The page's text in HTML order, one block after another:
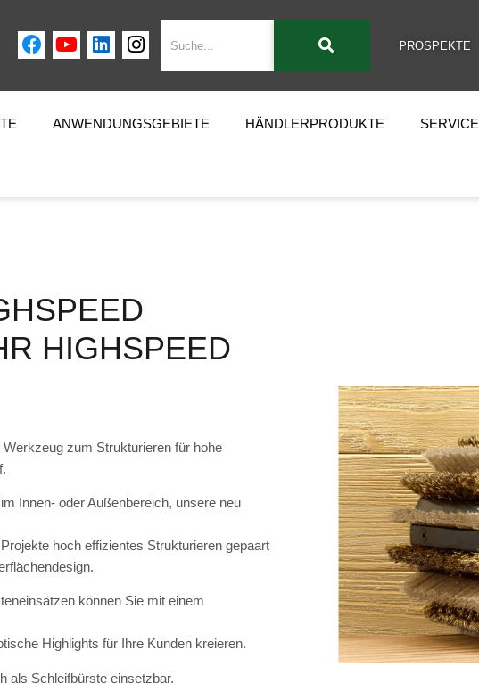
PROSPEKTE
ANWENDUNGSGEBIETE HÄNDLERPRODUKTE SERVICE
HIGHSPEED
zum Strukturieren für hohe
Innen- oder Außenbereich, unsere neu
hoch effizientes Strukturieren gepaart
können Sie mit einem
Highlights für Ihre Kunden kreieren.
als Schleifbürste einsetzbar.